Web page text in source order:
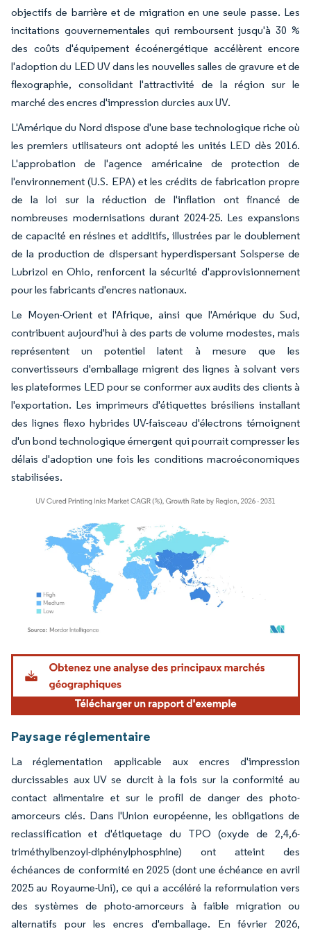
objectifs de barrière et de migration en une seule passe. Les
incitations gouvernementales qui remboursent jusqu'à 30 %
des coûts d'équipement écoénergétique accélèrent encore
l'adoption du LED UV dans les nouvelles salles de gravure et de
flexographie, consolidant l'attractivité de la région sur le
marché des encres d'impression durcies aux UV.
L'Amérique du Nord dispose d'une base technologique riche où
les premiers utilisateurs ont adopté les unités LED dès 2016.
L'approbation de l'agence américaine de protection de
l'environnement (U.S. EPA) et les crédits de fabrication propre
de la loi sur la réduction de l'inflation ont financé de
nombreuses modernisations durant 2024-25. Les expansions
de capacité en résines et additifs, illustrées par le doublement
de la production de dispersant hyperdispersant Solsperse de
Lubrizol en Ohio, renforcent la sécurité d'approvisionnement
pour les fabricants d'encres nationaux.
Le Moyen-Orient et l'Afrique, ainsi que l'Amérique du Sud,
contribuent aujourd'hui à des parts de volume modestes, mais
représentent un potentiel latent à mesure que les
convertisseurs d'emballage migrent des lignes à solvant vers
les plateformes LED pour se conformer aux audits des clients à
l'exportation. Les imprimeurs d'étiquettes brésiliens installant
des lignes flexo hybrides UV-faisceau d'électrons témoignent
d'un bond technologique émergent qui pourrait compresser les
délais d'adoption une fois les conditions macroéconomiques
stabilisées.
Image © Mordor Intelligence. La réutilisation nécessite une attribution sous CC BY
Paysage réglementaire
La réglementation applicable aux encres d'impression
durcissables aux UV se durcit à la fois sur la conformité au
contact alimentaire et sur le profil de danger des photo-
amorceurs clés. Dans l'Union européenne, les obligations de
reclassification et d'étiquetage du TPO (oxyde de 2,4,6-
triméthylbenzoyl-diphénylphosphine) ont atteint des
échéances de conformité en 2025 (dont une échéance en avril
2025 au Royaume-Uni), ce qui a accéléré la reformulation vers
des systèmes de photo-amorceurs à faible migration ou
alternatifs pour les encres d'emballage. En février 2026,